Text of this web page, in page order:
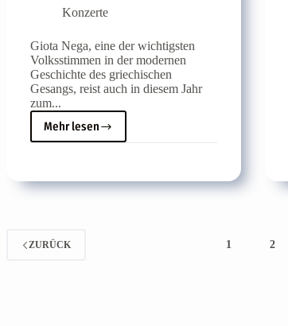
Konzerte
Giota Nega, eine der wichtigsten
Volksstimmen in der modernen
Geschichte des griechischen
Gesangs, reist auch in diesem Jahr
zum...
Mehr lesen
Giota
Nega
in
ZURÜCK 1 2